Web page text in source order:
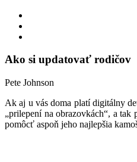
Ako si updatovať rodičov
Pete Johnson
Ak aj u vás doma platí digitálny
„prilepení na obrazovkách“, a
pomôcť aspoň jeho najlepšia